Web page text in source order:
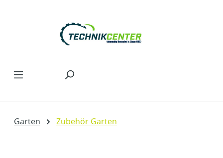
Garten Zubehör Garten